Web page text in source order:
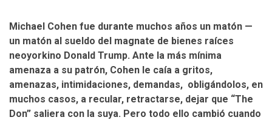
Michael Cohen fue durante muchos años un matón —
un matón al sueldo del magnate de bienes raíces
neoyorkino Donald Trump. Ante la más mínima
amenaza a su patrón, Cohen le caía a gritos,
amenazas, intimidaciones, demandas, obligándolos, en
muchos casos, a recular, retractarse, dejar que “The
Don” saliera con la suya. Pero todo ello cambió cuando